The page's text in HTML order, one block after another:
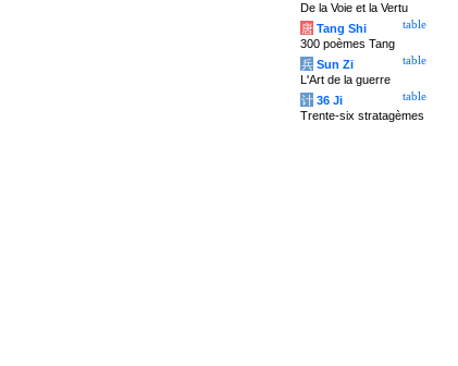
De la Voie et la Vertu
table
唐 Tang Shi
300 poèmes Tang
table
兵 Sun Zi
L'Art de la guerre
table
计 36 Ji
Trente-six stratagèmes